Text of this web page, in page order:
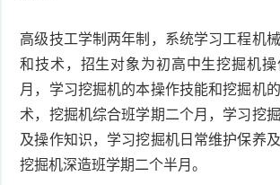
高级技工学制两年制，系统学习工程机
和技术，招生对象为初高中生挖掘机
月，学习挖掘机的本操作技能和挖掘机
术，挖掘机综合班学期二个月，学习挖
及操作知识，学习挖掘机日常维护保养
挖掘机深造班学期二个半月。